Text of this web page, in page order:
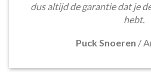
dus altijd de garantie dat je
hebt.
Puck Snoeren /